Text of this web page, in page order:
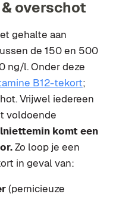
overschot
gehalte aan
de 150 en 500
ng/l. Onder deze
B12-tekort;
Vrijwel iedereen
voldoende
komt een
Zo loop je een
in geval van:
(pernicieuze